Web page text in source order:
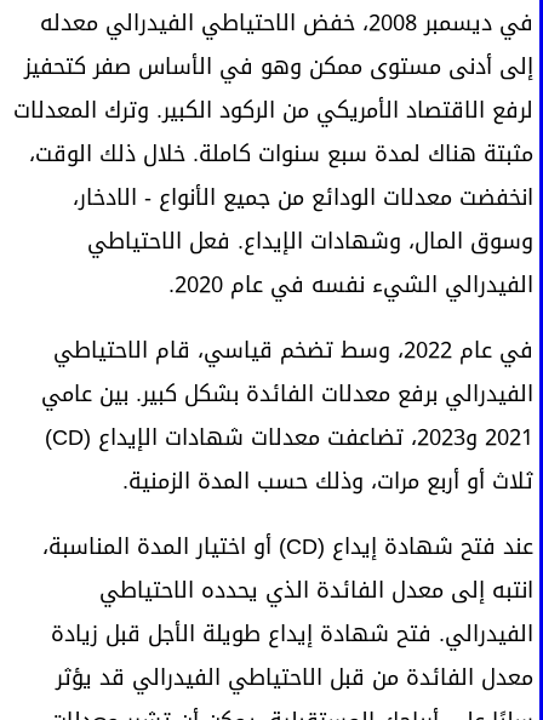
في ديسمبر 2008، خفض الاحتياطي الفيدرالي معدله
إلى أدنى مستوى ممكن وهو في الأساس صفر كتحفيز
لرفع الاقتصاد الأمريكي من الركود الكبير. وترك المعدلات
مثبتة هناك لمدة سبع سنوات كاملة. خلال ذلك الوقت،
انخفضت معدلات الودائع من جميع الأنواع - الادخار،
وسوق المال، وشهادات الإيداع. فعل الاحتياطي
الفيدرالي الشيء نفسه في عام 2020.
في عام 2022، وسط تضخم قياسي، قام الاحتياطي
الفيدرالي برفع معدلات الفائدة بشكل كبير. بين عامي
2021 و2023، تضاعفت معدلات شهادات الإيداع (CD)
ثلاث أو أربع مرات، وذلك حسب المدة الزمنية.
عند فتح شهادة إيداع (CD) أو اختيار المدة المناسبة،
انتبه إلى معدل الفائدة الذي يحدده الاحتياطي
الفيدرالي. فتح شهادة إيداع طويلة الأجل قبل زيادة
معدل الفائدة من قبل الاحتياطي الفيدرالي قد يؤثر